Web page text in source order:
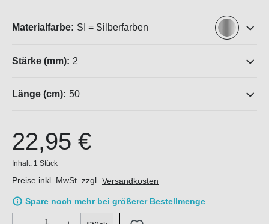
Materialfarbe: SI = Silberfarben
Stärke (mm): 2
Länge (cm): 50
22,95 €
Inhalt: 1 Stück
Preise inkl. MwSt. zzgl. Versandkosten
Spare noch mehr bei größerer Bestellmenge
Produkt Anzahl: Gib den gewünschten Wert ein oder